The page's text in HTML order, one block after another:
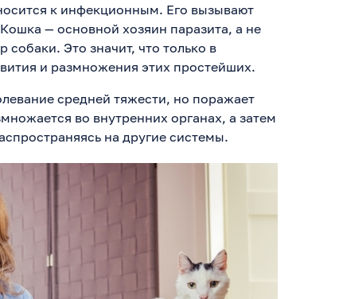
к инфекционным. Его вызывают
— основной хозяин паразита, а не
Это значит, что только в
и размножения этих простейших.
средней тяжести, но поражает
во внутренних органах, а затем
на другие системы.